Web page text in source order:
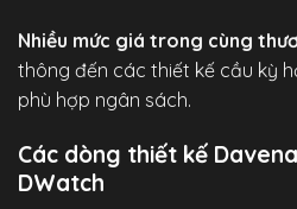
Nhiều mức giá trong cùng
thông đến các thiết kế cầu kỳ
phù hợp ngân sách.
Các dòng thiết kế
DWatch